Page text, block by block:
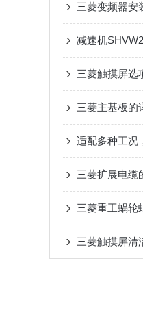
减速机
三菱主基板的
三菱扩展电缆
三菱重工蜗轮
三菱触摸屏清